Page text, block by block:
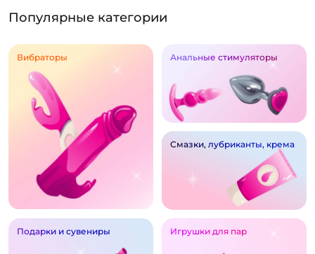
Популярные категории
Вибраторы Анальные стимуляторы
Смазки, лубриканты, крема
Подарки и сувениры Игрушки для пар